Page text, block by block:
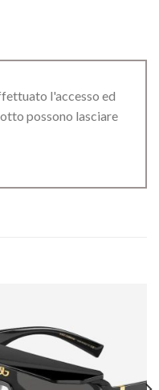
l'accesso ed
possono lasciare